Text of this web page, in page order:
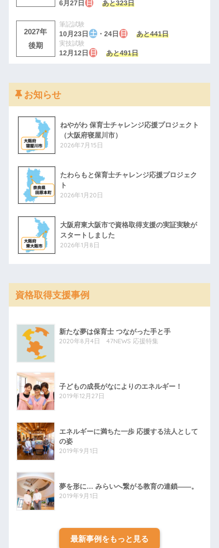
6月27日 日 あと323日
2027年
後期
筆記試験
10月23日 土 ・24日 日
あと441日
実技試験
12月12日 日 あと491日
お知らせ
ねやがわ 保育士チャレンジ応援プロジェクト
（大阪府寝屋川市）
2026年7月15日
たわらもと保育士チャレンジ応援プロジェク
ト
2026年1月20日
大阪府東大阪市で資格取得支援の実証実験が
スタートしました
2026年1月8日
資格取得支援事例
新たな夢は保育士 つながった手と手
2020年8月4日 47NEWS 応援特集
子どもの成長がなによりのエネルギー！
2019年12月27日
エネルギーに満ちた一歩 応援する法人として
の姿
2019年9月1日
夢を形に… みらいへ繋がる教育の連鎖――。
2019年9月1日
最新事例をもっと見る